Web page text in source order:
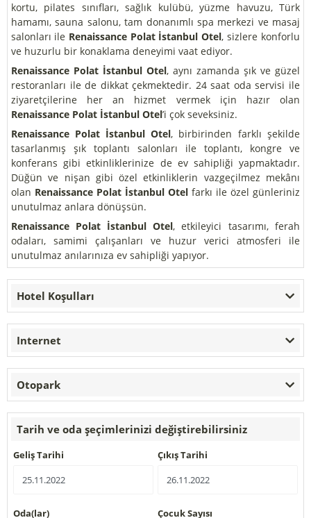
kortu, pilates sınıfları, sağlık kulübü, yüzme havuzu, Türk
hamamı, sauna salonu, tam donanımlı spa merkezi ve masaj
salonları ile Renaissance Polat İstanbul Otel, sizlere konforlu
ve huzurlu bir konaklama deneyimi vaat ediyor.
Renaissance Polat İstanbul Otel, aynı zamanda şık ve güzel
restoranları ile de dikkat çekmektedir. 24 saat oda servisi ile
ziyaretçilerine her an hizmet vermek için hazır olan
Renaissance Polat İstanbul Otel’i çok seveksiniz.
Renaissance Polat İstanbul Otel, birbirinden farklı şekilde
tasarlanmış şık toplantı salonları ile toplantı, kongre ve
konferans gibi etkinliklerinize de ev sahipliği yapmaktadır.
Düğün ve nişan gibi özel etkinliklerin vazgeçilmez mekânı
olan Renaissance Polat İstanbul Otel farkı ile özel günleriniz
unutulmaz anlara dönüşsün.
Renaissance Polat İstanbul Otel, etkileyici tasarımı, ferah
odaları, samimi çalışanları ve huzur verici atmosferi ile
unutulmaz anılarınıza ev sahipliği yapıyor.
Hotel Koşulları
Internet
Otopark
Tarih ve oda şeçimlerinizi değiştirebilirsiniz
Geliş Tarihi Çıkış Tarihi
Oda(lar) Çocuk Sayısı